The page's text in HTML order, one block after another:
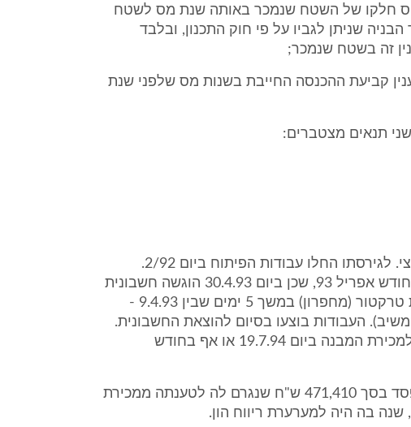
חלקו של השטח שנמכר באותה שנת מס לשטח
שניתן לגביו על פי חוק התכנון, ובלבד
זה בשטח שנמכר;
קביעת ההכנסה החייבת בשנות מס שלפני שנת
תנאים מצטברים:
(1) בניית המבנה ארכה כשנתיים וחצי. לגירסתו החלו עבודות הפיתוח ביום 2/92.
היסודות נחפרו לא יאוחר מתחילת חודש אפריל 93, שכן ביום 30.4.93 הוגשה חשבונית
של חברת ד.ש.י פלטניק בגין עבודת טרקטור (מחפרון) במשך 5 ימים שבין 9.4.93 -
המשיב). העבודות בוצעו בסיום להוצאת החשבונית.
הבנין הושלם בחודש 7/94 בסמוך למכירת המבנה ביום 19.7.94 או אף בחודש
(2) אין לאפשר למערערת לנכות הפסד בסך 471,410 ש"ח שנגרם לה לטענתה ממכירת